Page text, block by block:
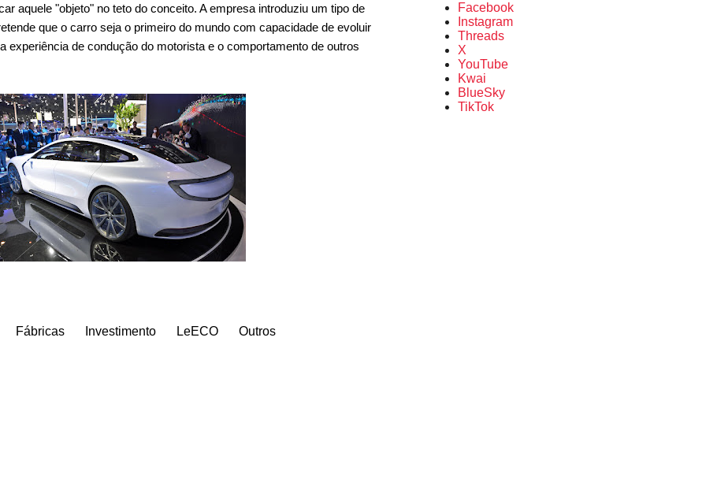
Facebook
Instagram
Threads
X
YouTube
Kwai
BlueSky
TikTok
aquele "objeto" no teto do conceito. A empresa introduziu um tipo de
que o carro seja o primeiro do mundo com capacidade de evoluir
experiência de condução do motorista e o comportamento de outros
Fábricas Investimento LeECO Outros